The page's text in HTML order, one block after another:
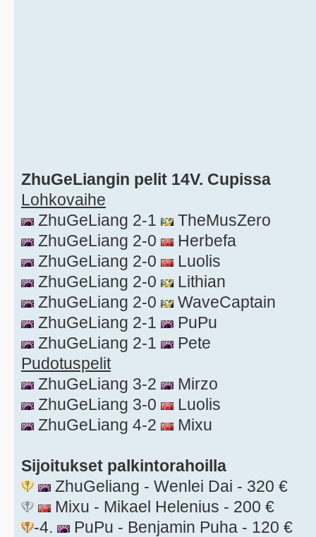
ZhuGeLiangin pelit 14V. Cupissa
Lohkovaihe
ZhuGeLiang 2-1
TheMusZero
ZhuGeLiang 2-0
Herbefa
ZhuGeLiang 2-0
Luolis
ZhuGeLiang 2-0
Lithian
ZhuGeLiang 2-0
WaveCaptain
ZhuGeLiang 2-1
PuPu
ZhuGeLiang 2-1
Pete
Pudotuspelit
ZhuGeLiang 3-2
Mirzo
ZhuGeLiang 3-0
Luolis
ZhuGeLiang 4-2
Mixu
Sijoitukset palkintorahoilla
ZhuGeliang - Wenlei Dai - 320 €
Mixu - Mikael Helenius - 200 €
-4.
PuPu - Benjamin Puha - 120 €